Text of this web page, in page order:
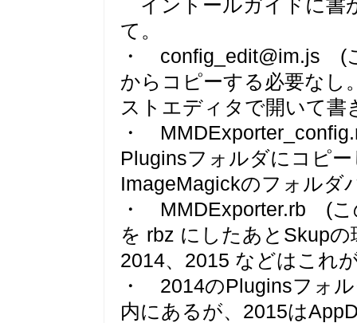
イントールガイドに書
て。
・ config_edit@im.js (
からコピーする必要なし
ストエディタで開いて書
・
Pluginsフォルダにコピ
ImageMagickのフォルダ
・ MMDExporter.rb (こ
を rbz にしたあとSkup
2014、2015 などはこれ
・ 2014のPluginsフォ
内にあるが、2015は